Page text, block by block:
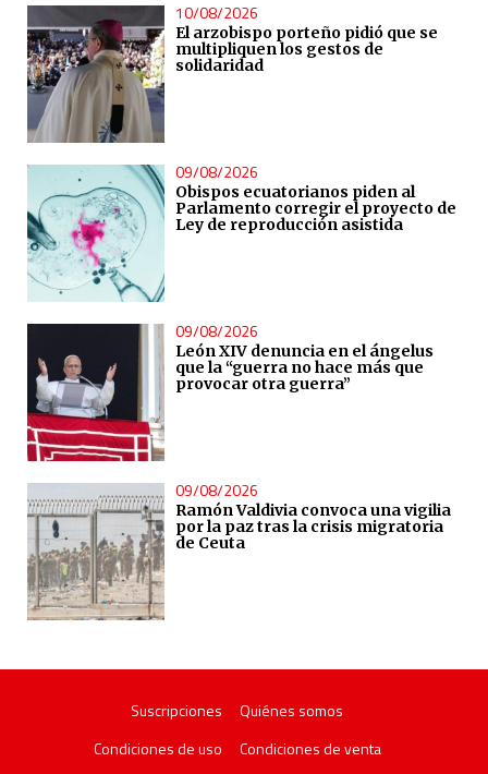
10/08/2026
El arzobispo porteño pidió que se
multipliquen los gestos de
solidaridad
09/08/2026
Obispos ecuatorianos piden al
Parlamento corregir el proyecto de
Ley de reproducción asistida
09/08/2026
León XIV denuncia en el ángelus
que la “guerra no hace más que
provocar otra guerra”
09/08/2026
Ramón Valdivia convoca una vigilia
por la paz tras la crisis migratoria
de Ceuta
Suscripciones
Quiénes somos
Condiciones de uso
Condiciones de venta